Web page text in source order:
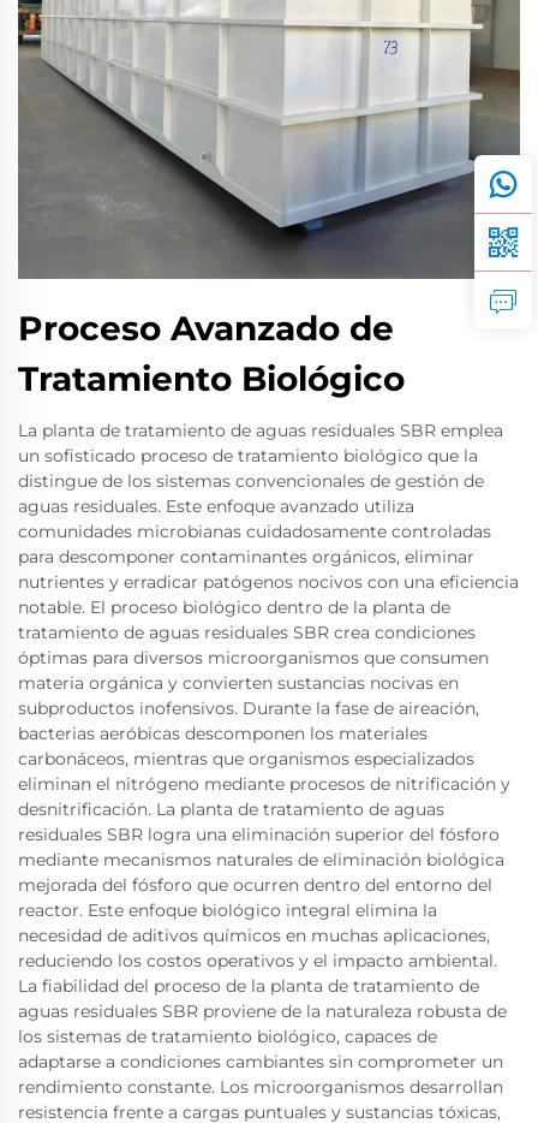
Proceso Avanzado de
Tratamiento Biológico
La planta de tratamiento de aguas residuales SBR emplea
un sofisticado proceso de tratamiento biológico que la
distingue de los sistemas convencionales de gestión de
aguas residuales. Este enfoque avanzado utiliza
comunidades microbianas cuidadosamente controladas
para descomponer contaminantes orgánicos, eliminar
nutrientes y erradicar patógenos nocivos con una eficiencia
notable. El proceso biológico dentro de la planta de
tratamiento de aguas residuales SBR crea condiciones
óptimas para diversos microorganismos que consumen
materia orgánica y convierten sustancias nocivas en
subproductos inofensivos. Durante la fase de aireación,
bacterias aeróbicas descomponen los materiales
carbonáceos, mientras que organismos especializados
eliminan el nitrógeno mediante procesos de nitrificación y
desnitrificación. La planta de tratamiento de aguas
residuales SBR logra una eliminación superior del fósforo
mediante mecanismos naturales de eliminación biológica
mejorada del fósforo que ocurren dentro del entorno del
reactor. Este enfoque biológico integral elimina la
necesidad de aditivos químicos en muchas aplicaciones,
reduciendo los costos operativos y el impacto ambiental.
La fiabilidad del proceso de la planta de tratamiento de
aguas residuales SBR proviene de la naturaleza robusta de
los sistemas de tratamiento biológico, capaces de
adaptarse a condiciones cambiantes sin comprometer un
rendimiento constante. Los microorganismos desarrollan
resistencia frente a cargas puntuales y sustancias tóxicas,